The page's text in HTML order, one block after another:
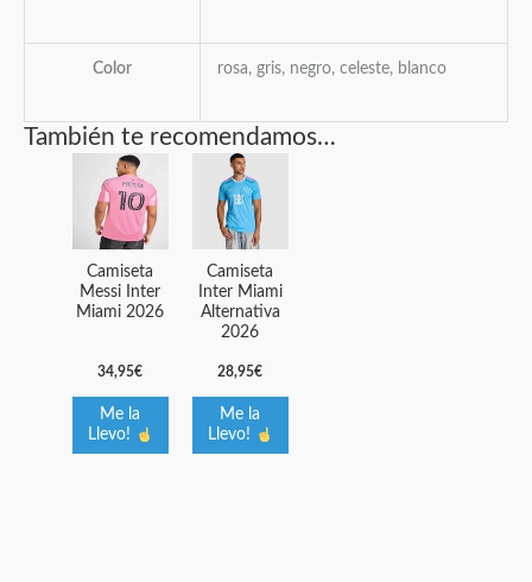
Color rosa, gris, negro, celeste, blanco
También te recomendamos…
Camiseta
Messi Inter
Miami 2026
34,95€
Me la
Llevo!
Este
producto
tiene
múltiples
variantes.
Las
se
pueden
elegir
Camiseta
Inter Miami
Alternativa
2026
28,95€
Me la
Llevo!
Este
producto
tiene
múltiples
variantes.
Las
se
pueden
elegir